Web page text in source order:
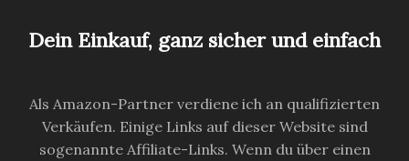
Dein Einkauf, ganz sicher und einfach
Als Amazon-Partner verdiene ich an qualifizierten
Verkäufen. Einige Links auf dieser Website sind
sogenannte Affiliate-Links. Wenn du über einen